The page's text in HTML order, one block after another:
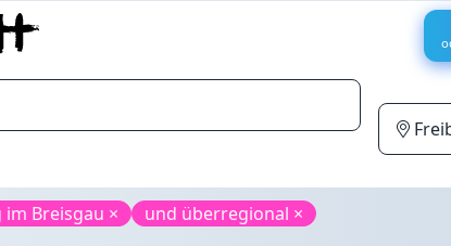
Breisgau × und überregional ×